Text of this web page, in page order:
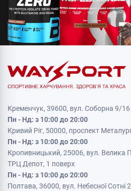
Кременчук, 39600, вул. Соборна 9/16
Пн - Нд: з 10:00 до 20:00
Кривий Ріг, 50000, проспект
Пн - Нд: з 10:00 до 20:00
Кропивницький, 25006, вул. Велика
ТРЦ Депот, 1 поверх
Пн - Нд: з 10:00 до 20:00
Полтава, 36000, вул. Небесної Сотні 2